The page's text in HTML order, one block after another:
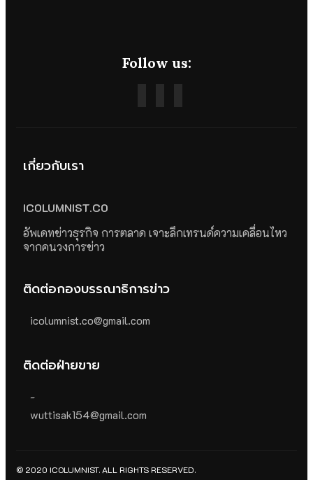
Follow us:
เกี่ยวกับเรา
ICOLUMNIST.CO
อัพเดทข่าวธุรกิจ การตลาด เจาะลึกเทรนด์ความเคลื่อนไหว
จากคนวงการข่าว
ติดต่อกองบรรณาธิการข่าว
icolumnist.co@gmail.com
ติดต่อฝ่ายขาย
-
wuttisak154@gmail.com
© 2020 ICOLUMNIST. ALL RIGHTS RESERVED.